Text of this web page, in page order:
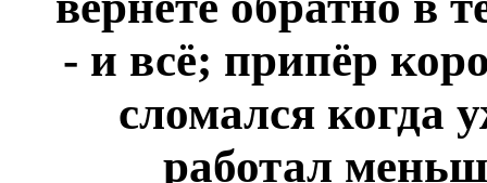
- и всё; припёр
сломался когда
работал